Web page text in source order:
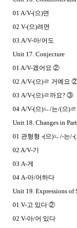
01 A/V-(으)면
02 V-(으)려면
03 A/V-아/어도
Unit 17. Conjecture
01 A/V-겠어요 ②
02 A/V-(으)ㄹ 거예요
03 A/V-(으)ㄹ까요? ③
04 A/V-(으)ㄴ/는/(으)
Unit 18. Changes in
01 관형형 -(으)ㄴ/-는/-
02 A/V-기
03 A-게
04 A-아/어하다
Unit 19. Expressions of
01 V-고 있다 ②
02 V-아/어 있다